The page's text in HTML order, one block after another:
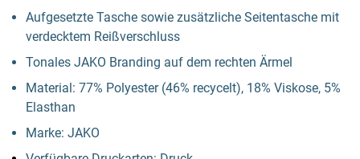
Aufgesetzte Tasche sowie zusätzliche Seitentasche mit
verdecktem Reißverschluss
Tonales JAKO Branding auf dem rechten Ärmel
Material: 77% Polyester (46% recycelt), 18% Viskose, 5%
Elasthan
Marke: JAKO